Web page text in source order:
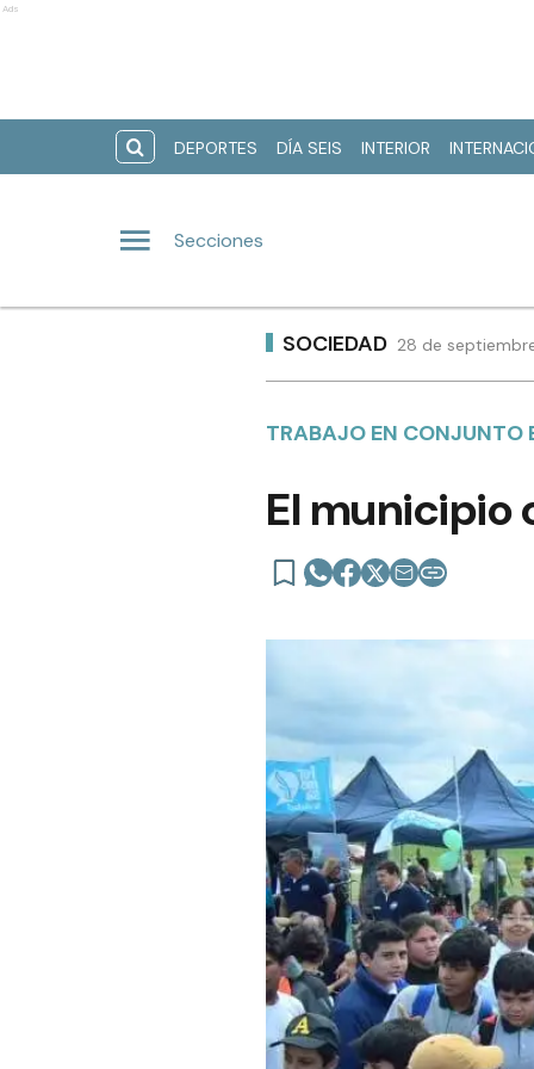
Ads
DEPORTES DÍA SEIS INTERIOR
Secciones
SOCIEDAD 28 de
TRABAJO EN CONJUNTO
El municipio